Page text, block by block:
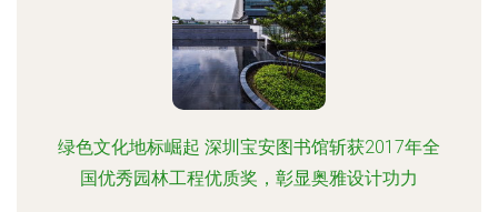
绿色文化地标崛起 深圳宝安图书馆斩获2017年全
国优秀园林工程优质奖，彰显奥雅设计功力